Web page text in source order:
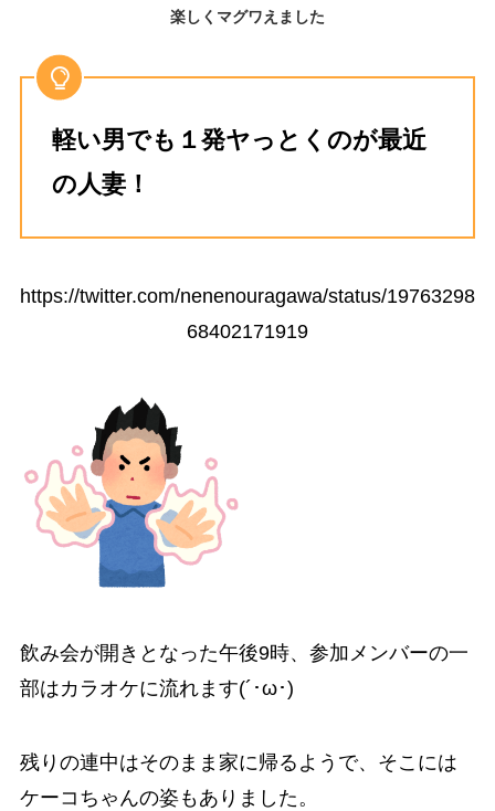
楽しくマグワえました
軽い男でも１発ヤっとくのが最近
の人妻！
https://twitter.com/nenenouragawa/status/19763298
68402171919
飲み会が開きとなった午後9時、参加メンバーの一
部はカラオケに流れます(´･ω･)
残りの連中はそのまま家に帰るようで、そこには
ケーコちゃんの姿もありました。